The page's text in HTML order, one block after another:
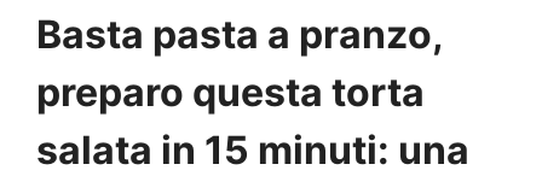
Basta pasta a pranzo,
preparo questa torta
salata in 15 minuti: una